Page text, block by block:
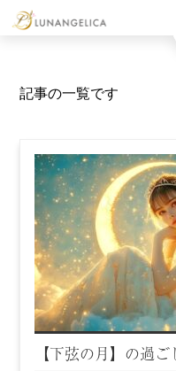
記事の一覧です
【下弦の月】の過